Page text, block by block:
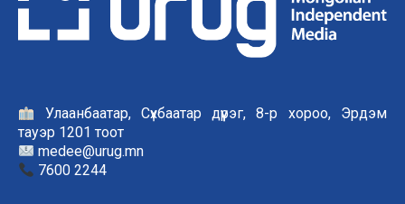
Улаанбаатар, Сүхбаатар дүүрэг, 8-р хороо, Эрдэм
тауэр 1201 тоот
medee@urug.mn
7600 2244